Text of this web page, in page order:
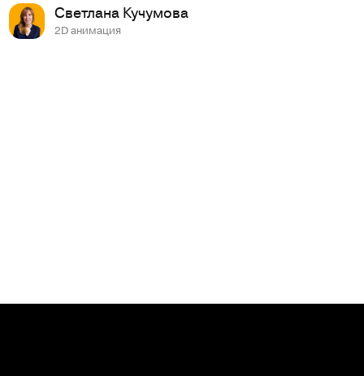
Светлана Кучумова
2D анимация